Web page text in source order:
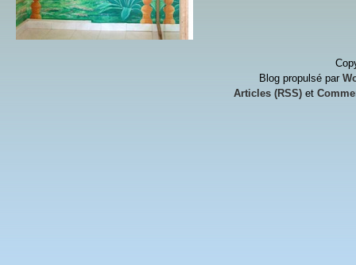
Blog propulsé par
Articles (RSS)et